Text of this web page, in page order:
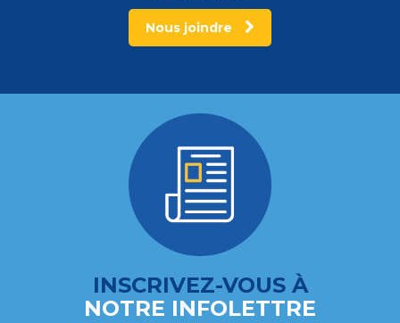
Nous joindre
INSCRIVEZ-VOUS À
NOTRE INFOLETTRE